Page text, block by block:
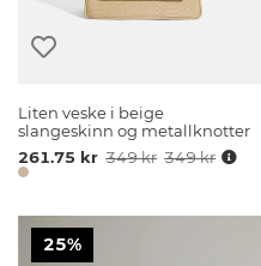
Liten veske i beige
slangeskinn og metallknotter
261.75 kr 349 kr 349 kr
25%